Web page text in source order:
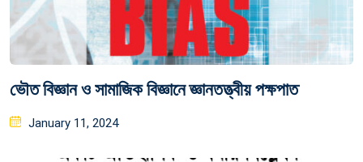
ভৌত বিজ্ঞান ও সামাজিক বিজ্ঞানে জ্ঞানতত্ত্বীয় পক্ষপাত
Posted
January 11, 2024